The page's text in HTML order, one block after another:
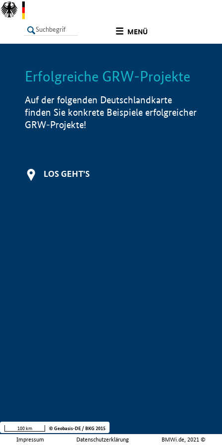
MENÜ
LISTE Info
Erfolgreiche GRW-Projekte
Auf der folgenden Deutschlandkarte
finden Sie konkrete Beispiele erfolgreicher
GRW-Projekte!
LOS GEHT'S
Impressum Datenschutzerklärung BMWi.de, 2021 ©
100 km © Geobasis-DE / BKG 2015